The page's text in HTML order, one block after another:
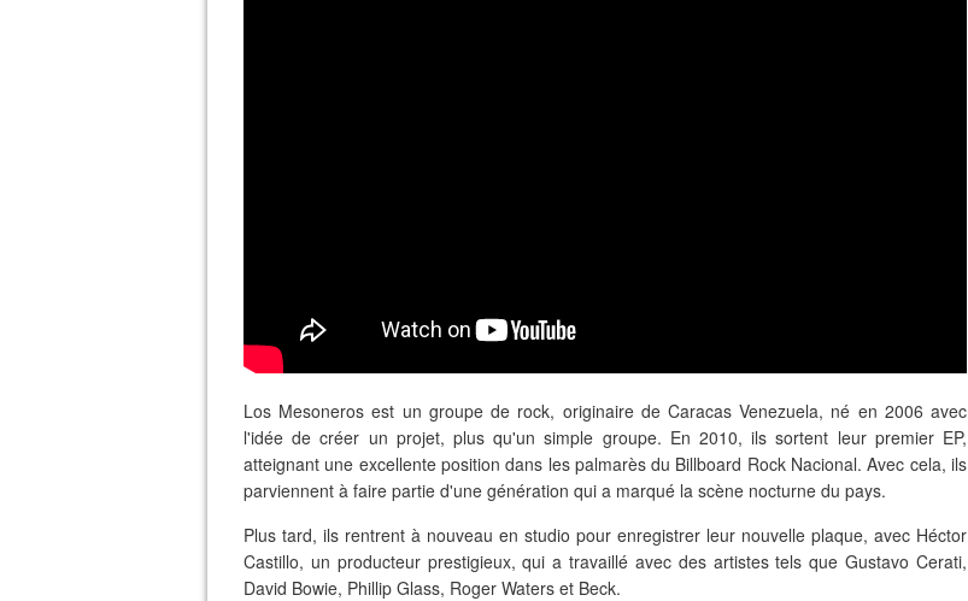
Los Mesoneros est un groupe de rock, originaire de Caracas Venezuela, né en 2006 avec
l'idée de créer un projet, plus qu'un simple groupe. En 2010, ils sortent leur premier EP,
atteignant une excellente position dans les palmarès du Billboard Rock Nacional. Avec cela, ils
parviennent à faire partie d'une génération qui a marqué la scène nocturne du pays.
Plus tard, ils rentrent à nouveau en studio pour enregistrer leur nouvelle plaque, avec Héctor
Castillo, un producteur prestigieux, qui a travaillé avec des artistes tels que Gustavo Cerati,
David Bowie, Phillip Glass, Roger Waters et Beck.